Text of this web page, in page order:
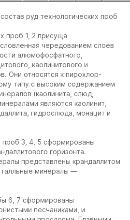
руд технологических проб
проб 1, 2 присуща
чередованием слоев
алюмофосфатного,
каолинитового и
Они относятся к пирохлор-
типу с высоким содержанием
(каолинита, слюд,
являются каолинит,
гидрослюда, монацит и
проб 3, 4, 5 сформированы
горизонта.
представлены крандаллитом
минералы —
6, 7 сформированы
песчаниками, и